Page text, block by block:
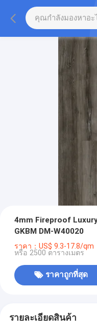
4mm Fireproof
GKBM DM-W40020
ราคา：US$ 9.3-17.8/qm
หรือ 2500 ตารางเมตร
ราคาถูกที่สุด
รายละเอียดสินค้า